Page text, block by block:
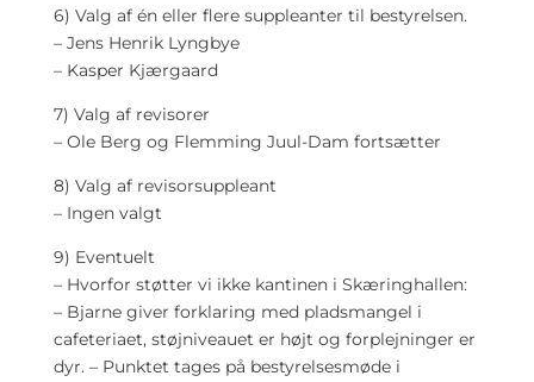
6) Valg af én eller flere suppleanter til bestyrelsen.
– Jens Henrik Lyngbye
– Kasper Kjærgaard
7) Valg af revisorer
– Ole Berg og Flemming Juul-Dam fortsætter
8) Valg af revisorsuppleant
– Ingen valgt
9) Eventuelt
– Hvorfor støtter vi ikke kantinen i Skæringhallen:
– Bjarne giver forklaring med pladsmangel i
cafeteriaet, støjniveauet er højt og forplejninger er
dyr. – Punktet tages på bestyrelsesmøde i